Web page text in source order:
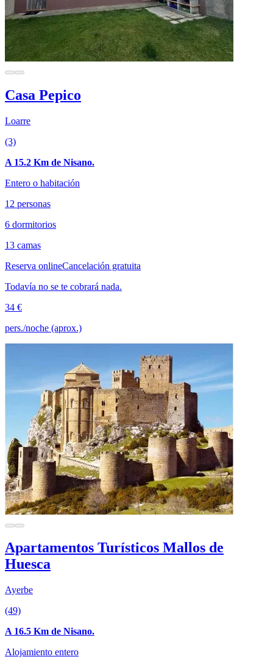
Casa Pepico
Loarre
(3)
A 15.2 Km de Nisano.
Entero o habitación
12 personas
6 dormitorios
13 camas
Reserva onlineCancelación gratuita
Todavía no se te cobrará nada.
34 €
pers./noche (aprox.)
Apartamentos Turísticos Mallos de
Huesca
Ayerbe
(49)
A 16.5 Km de Nisano.
Alojamiento entero